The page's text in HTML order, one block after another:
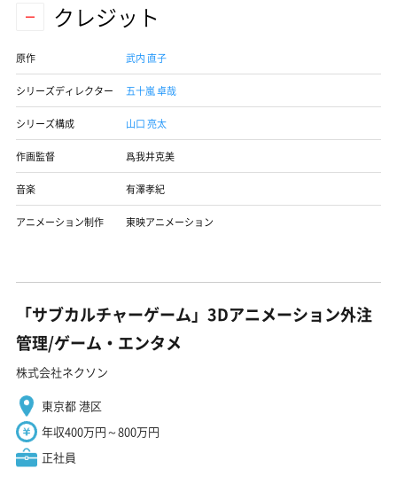
クレジット
原作 武内 直子
シリーズディレクター 五十嵐 卓哉
シリーズ構成 山口 亮太
作画監督 爲我井克美
音楽 有澤孝紀
アニメーション制作 東映アニメーション
「サブカルチャーゲーム」3Dアニメーション外注
管理/ゲーム・エンタメ
株式会社ネクソン
東京都 港区
年収400万円～800万円
正社員